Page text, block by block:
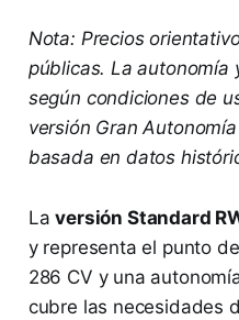
Nota: Precios
públicas. La autonomía
según condiciones de
versión Gran
basada en datos
Laversión Standard
y representa el punto
286 CV y una
cubre las necesidades